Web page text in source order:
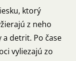
ktorý
z neho
detrit. Po čase
vyliezajú zo